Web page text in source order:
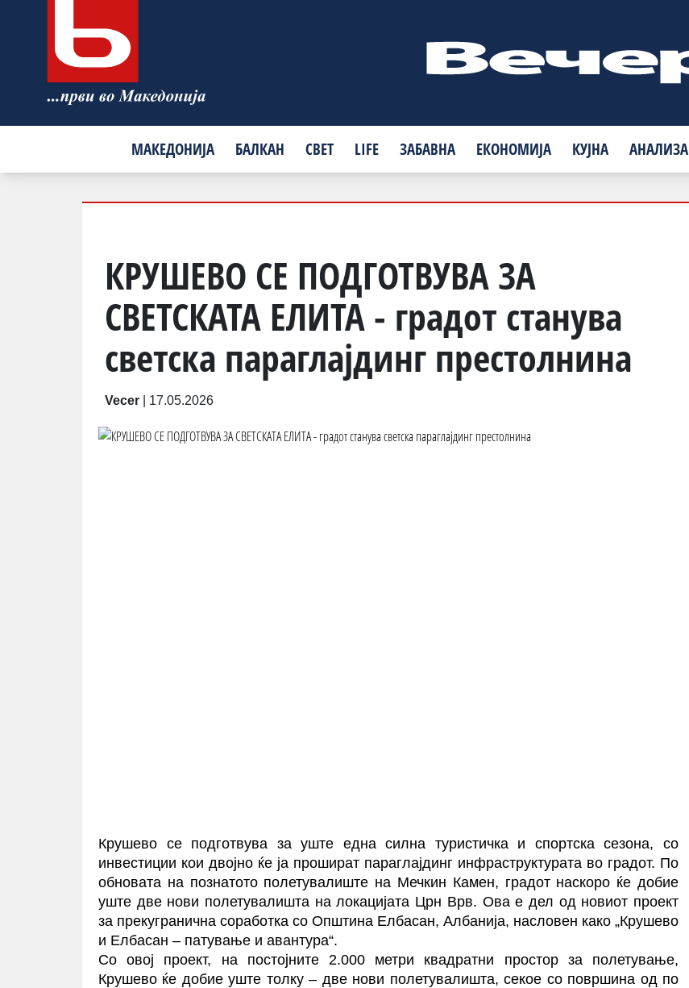
МАКЕДОНИЈА БАЛКАН СВЕТ LIFE ЗАБАВНА ЕКОНОМИЈА КУЈНА АНАЛИЗА
КРУШЕВО СЕ ПОДГОТВУВА ЗА
СВЕТСКАТА ЕЛИТА - градот станува
светска параглајдинг престолнина
Vecer 17.05.2026
Крушево се подготвува за уште една силна туристичка и спортска сезона, со
инвестиции кои двојно ќе ја прошират параглајдинг инфраструктурата во градот. По
обновата на познатото полетувалиште на Мечкин Камен, градот наскоро ќе добие
уште две нови полетувалишта на локацијата Црн Врв. Ова е дел од новиот проект
за прекугранична соработка со Општина Елбасан, Албанија, насловен како „Крушево
и Елбасан – патување и авантура“.
Со овој проект, на постојните 2.000 метри квадратни простор за полетување,
Крушево ќе добие уште толку – две нови полетувалишта, секое со површина од по